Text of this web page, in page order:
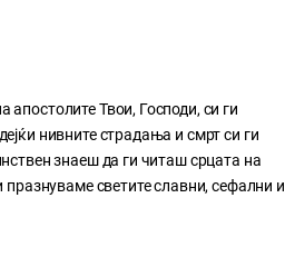
апостолите Твои, Господи, си ги
нивните страдања и смрт си ги
знаеш да ги читаш срцата на
светите славни, сефални и